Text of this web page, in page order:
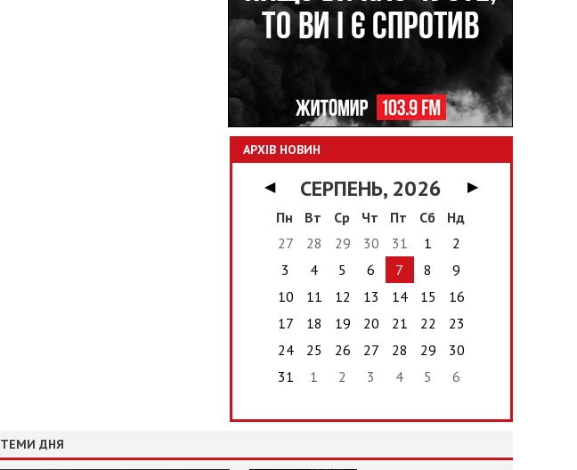
АРХІВ НОВИН
◀ СЕРПЕНЬ, 2026
▶
Пн
Вт Ср Чт Пт Сб
Нд
27
28 29 30 31 1
2
3
4 5 6 7 8
9
10
11 12 13 14 15
16
17
18 19 20 21 22
23
24
25 26 27 28 29
30
31
1 2 3 4 5 6
ТЕМИ ДНЯ